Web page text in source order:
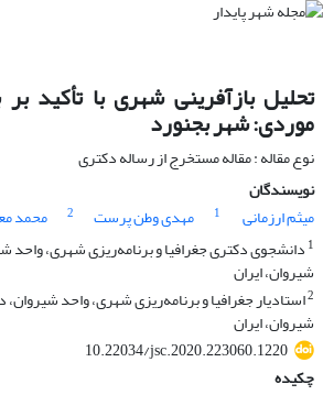
تحلیل بازآفرینی شهری با تأکید
موردی: شهر بجنورد
نوع مقاله : مقاله مستخرج از رساله دکتری
نویسندگان
میثم ارزمانی
1 مهدی وطن پرست 2 محمد
1 دانشجوی دکتری جغرافیا و برنامه‌ریزی شهری، واحد
شیروان، ایران
2استادیار جغرافیا و برنامه‌ریزی شهری، واحد شیروان،
شیروان، ایران
10.22034/jsc.2020.223060.1220
چکیده